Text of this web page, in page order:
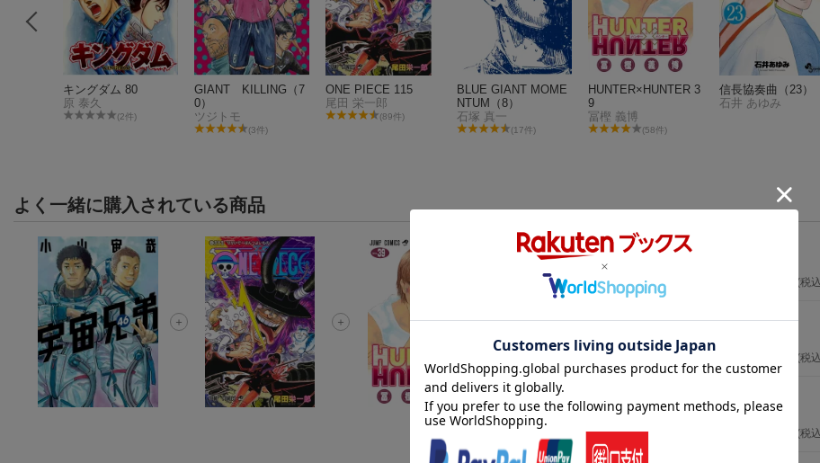
キングダム 80
原 泰久
(2件)
GIANT KILLING（7
0）
ツジトモ
(3件)
ONE PIECE 115
尾田 栄一郎
(89件)
BLUE GIANT MOME
NTUM（8）
石塚 真一
(17件)
HUNTER×HUNTER 3
9
冨樫 義博
(58件)
信長協奏曲（23）
石井 あゆみ
よく一緒に購入されている商品
宇宙兄弟（46）（モーニング KC）
小山 宙哉
2026年07月22日発売／ 講談社 (税
ONE PIECE 115（ジャンプコミックス）
尾田 栄一郎
2026年07月03日発売
／ 集英社 (税
HUNTER×HUNTER 39
冨樫 義博
2026年07月03日発売
(税